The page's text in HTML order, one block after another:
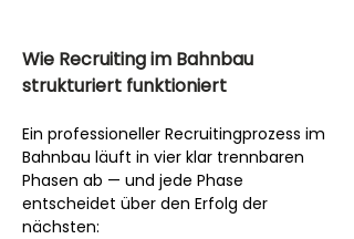
Wie Recruiting im Bahnbau
strukturiert funktioniert
Ein professioneller Recruitingprozess im
Bahnbau läuft in vier klar trennbaren
Phasen ab — und jede Phase
entscheidet über den Erfolg der
nächsten: